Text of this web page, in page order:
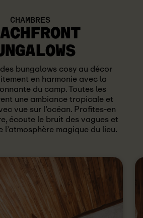
CHAMBRES
bungalows cosy au décor
en harmonie avec la
du camp. Toutes les
une ambiance tropicale et
vue sur l’océan. Profites-en
écoute le bruit des vagues et
magique du lieu.